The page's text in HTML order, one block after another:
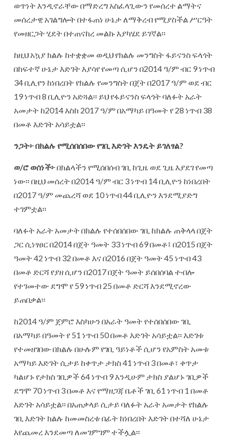
ወጥነት እንዲኖራቸው በማድረግ አስፈላጊውን የመሰረተ ልማትና
መሰረታዊ አገልግሎት በተፋጠነ ሁኔታ ለማቅረብ የሚያስችል ሥርዓት
የመዘርጋት ሂደት በተጠናከረ መልኩ እያካሄደ ይገኛል፡፡
ከዚህ አኳያ ክልሉ ከተቋቋመ ወዲህ የክልሉ መንግስት ፋይናንስ ፍላጎት
በከፍተኛ ሁኔታ እድገት እያሳየ የመጣ ሲሆን በ2014 ዓ/ም ብር 9 ነጥብ
34 ቢሊየን ከነበረበት የክልሉ የመንግስት በጀት በ2017 ዓ/ም ወደ ብር
19 ነጥብ 8 ቢሊዮን አድጓል፡፡ ይህ የፋይናንስ ፍላጎት ባለፉት አራት
አመታት ከ2014 እስከ 2017 ዓ/ም በአማካይ በዓመት የ 28 ነጥብ 38
በመቶ እድገት አሳይቷል፡፡
ንጋት፦በክልሉ የሚሰበሰበውየገቢእድገትእንዴት ይገለፃል?
ወ/ሮ ወሰነች፦በክልላችን የሚሰበሰብ ገቢ ከጊዜ ወደ ጊዜ እያደገ የመጣ
ነው፡፡ በዚህ መሰረት በ2014 ዓ/ም ብር 3 ነጥብ 14 ቢሊዮን ከነበረበት
በ2017 ዓ/ም መጨረሻ ወደ 10 ነጥብ 44 ቢሊዮን እንደሚያድግ
ተገምቷል፡፡
ባለፉት አራት አመታት በክልሉ የተሰበሰበው ገቢ ከክልሉ ጠቅላላ በጀት
ጋር ሲነፃፀር በ2014 በጀት ዓመት 33 ነጥብ 69 በመቶ፤ በ2015 በጀት
ዓመት 42 ነጥብ 32 በመቶ እና በ2016 በጀት ዓመት 45 ነጥብ 43
በመቶ ድርሻ የያዘ ሲሆን በ2017 በጀት ዓመት ይሰበሰባል ተብሎ
የተገመተው ደግሞ የ 59 ነጥብ 25 በመቶ ድርሻ እንደሚኖረው
ይጠበቃል፡፡
ከ2014 ዓ/ም ጀምሮ እስካሁን በአራት ዓመት የተሰበሰበው ገቢ
በአማካይ በዓመት የ 51 ነጥብ 50 በመቶ እድገት አሳይቷል፡፡ እድገቱ
የተመዘገበው በክልሉ በሁሉም የገቢ ዓይነቶች ሲሆን የአምስት አመቱ
አማካይ እድገት ሲታይ ከቀጥታ ታክስ 41 ነጥብ 3 በመቶ፣ ቀጥታ
ካልሆኑ የታክስ ገቢዎች 64 ነጥብ 9 እንዲሁም ታክስ ያልሆኑ ገቢዎች
ደግሞ 70 ነጥብ 3 በመቶ እና የማዘጋጃ ቤቶች ገቢ 61 ነጥብ 1 በመቶ
እድገት አሳይቷል፡፡ በአጠቃላይ ሲታይ ባለፉት አራት አመታት የክልሉ
ገቢ እድገት ክልሉ ከመመስረቱ በፊት ከነበረበት እድገት በተሻለ ሁኔታ
እየጨመረ እንደመጣ ለመገምገም ተችሏል፡፡